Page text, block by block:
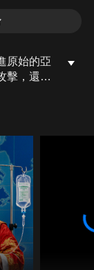
原始的亞
擊，還找
隊發現！
「孩子們